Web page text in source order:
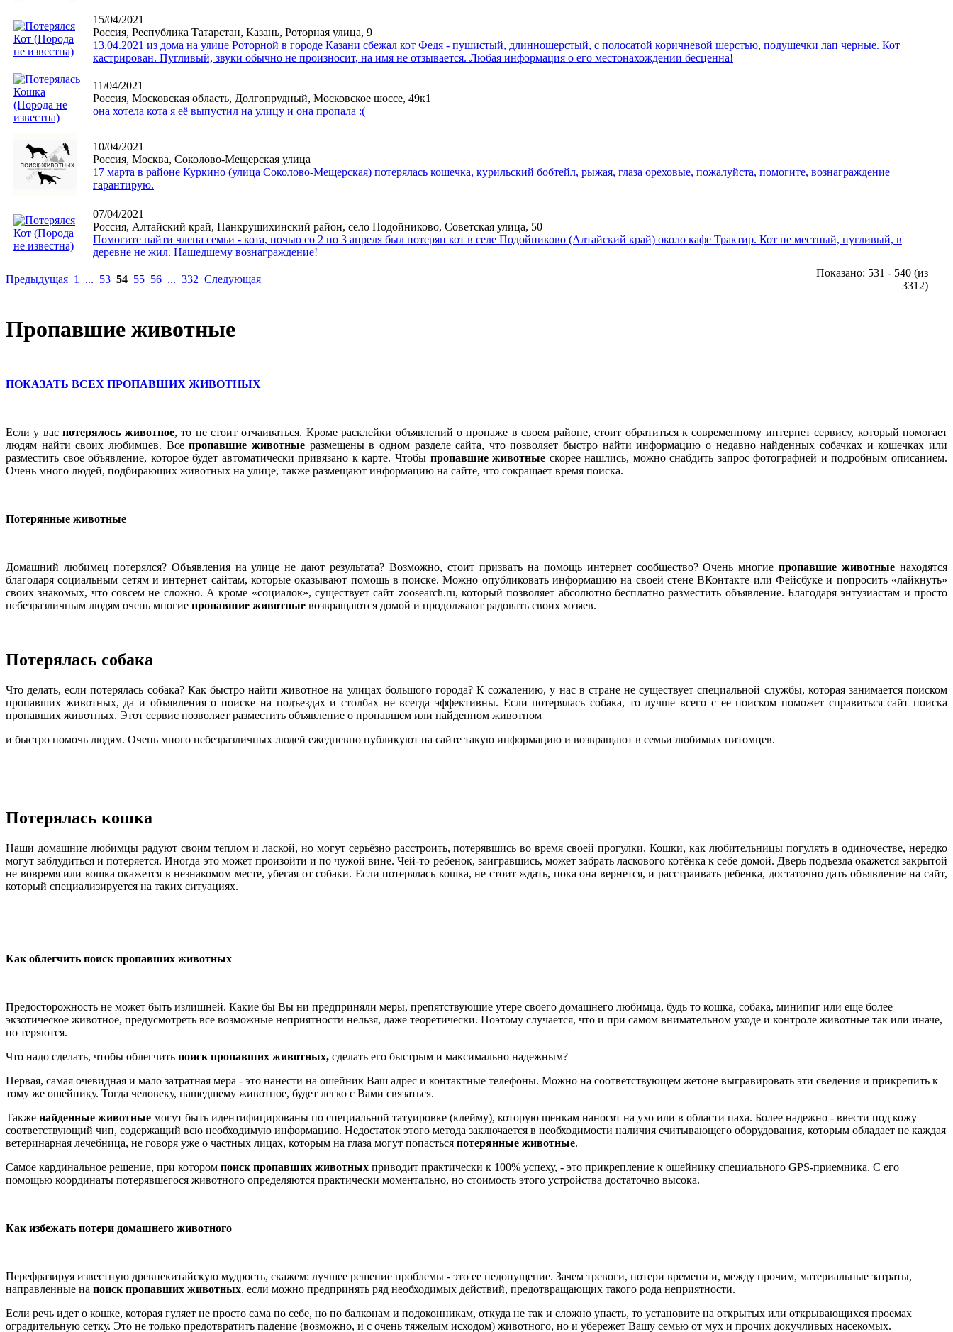
15/04/2021
Россия, Республика Татарстан, Казань, Роторная улица, 9
13.04.2021 из дома на улице Роторной в городе Казани сбежал кот Федя - пушистый, длинношерстый, с полосатой коричневой шерстью, подушечки лап черные. Кот
кастрирован. Пугливый, звуки обычно не произносит, на имя не отзывается. Любая информация о его местонахождении бесценна!
11/04/2021
Россия, Московская область, Долгопрудный, Московское шоссе, 49к1
она хотела кота я её выпустил на улицу и она пропала :(
10/04/2021
Россия, Москва, Соколово-Мещерская улица
17 марта в районе Куркино (улица Соколово-Мещерская) потерялась кошечка, курильский бобтейл, рыжая, глаза ореховые, пожалуйста, помогите, вознаграждение
гарантирую.
07/04/2021
Россия, Алтайский край, Панкрушихинский район, село Подойниково, Советская улица, 50
Помогите найти члена семьи - кота, ночью со 2 по 3 апреля был потерян кот в селе Подойниково (Алтайский край) около кафе Трактир. Кот не местный, пугливый, в
деревне не жил. Нашедшему вознаграждение!
Предыдущая 1 ... 53 54 55 56 ... 332 Следующая
Показано: 531 - 540 (из
3312)
Пропавшие животные
ПОКАЗАТЬ ВСЕХ ПРОПАВШИХ ЖИВОТНЫХ
Если у васпотерялось животное, то не стоит отчаиваться. Кроме расклейки объявлений о пропаже в своем районе, стоит обратиться к современному интернет сервису, который помогает
людям найти своих любимцев. Всепропавшие животныеразмещены в одном разделе сайта, что позволяет быстро найти информацию о недавно найденных собачках и кошечках или
разместить свое объявление, которое будет автоматически привязано к карте. Чтобы пропавшие животные скорее нашлись, можно снабдить запрос фотографией и подробным описанием.
Очень много людей, подбирающих животных на улице, также размещают информацию на сайте, что сокращает время поиска.
Потерянные животные
Домашний любимец потерялся? Объявления на улице не дают результата? Возможно, стоит призвать на помощь интернет сообщество? Очень многиепропавшие животные находятся
благодаря социальным сетям и интернет сайтам, которые оказывают помощь в поиске. Можно опубликовать информацию на своей стене ВКонтакте или Фейсбуке и попросить «лайкнуть»
своих знакомых, что совсем не сложно. А кроме «социалок», существует сайт zoosearch.ru, который позволяет абсолютно бесплатно разместить объявление. Благодаря энтузиастам и просто
небезразличным людям очень многие пропавшие животные возвращаются домой и продолжают радовать своих хозяев.
Потерялась собака
Что делать, если потерялась собака? Как быстро найти животное на улицах большого города? К сожалению, у нас в стране не существует специальной службы, которая занимается поиском
пропавших животных, да и объявления о поиске на подъездах и столбах не всегда эффективны. Если потерялась собака, то лучше всего с ее поиском поможет справиться сайт поиска
пропавших животных. Этот сервис позволяет разместить объявление о пропавшем или найденном животном
и быстро помочь людям. Очень много небезразличных людей ежедневно публикуют на сайте такую информацию и возвращают в семьи любимых питомцев.
Потерялась кошка
Наши домашние любимцы радуют своим теплом и лаской, но могут серьёзно расстроить, потерявшись во время своей прогулки. Кошки, как любительницы погулять в одиночестве, нередко
могут заблудиться и потеряется. Иногда это может произойти и по чужой вине. Чей-то ребенок, заигравшись, может забрать ласкового котёнка к себе домой. Дверь подъезда окажется закрытой
не вовремя или кошка окажется в незнакомом месте, убегая от собаки. Если потерялась кошка, не стоит ждать, пока она вернется, и расстраивать ребенка, достаточно дать объявление на сайт,
который специализируется на таких ситуациях.
Как облегчить поиск пропавших животных
Предосторожность не может быть излишней. Какие бы Вы ни предприняли меры, препятствующие утере своего домашнего любимца, будь то кошка, собака, минипиг или еще более
экзотическое животное, предусмотреть все возможные неприятности нельзя, даже теоретически. Поэтому случается, что и при самом внимательном уходе и контроле животные так или иначе,
но теряются.
Что надо сделать, чтобы облегчить поиск пропавших животных, сделать его быстрым и максимально надежным?
Первая, самая очевидная и мало затратная мера - это нанести на ошейник Ваш адрес и контактные телефоны. Можно на соответствующем жетоне выгравировать эти сведения и прикрепить к
тому же ошейнику. Тогда человеку, нашедшему животное, будет легко с Вами связаться.
Также найденные животные могут быть идентифицированы по специальной татуировке (клейму), которую щенкам наносят на ухо или в области паха. Более надежно - ввести под кожу
соответствующий чип, содержащий всю необходимую информацию. Недостаток этого метода заключается в необходимости наличия считывающего оборудования, которым обладает не каждая
ветеринарная лечебница, не говоря уже о частных лицах, которым на глаза могут попасться потерянные животные.
Самое кардинальное решение, при котором поиск пропавших животных приводит практически к 100% успеху, - это прикрепление к ошейнику специального GPS-приемника. С его
помощью координаты потерявшегося животного определяются практически моментально, но стоимость этого устройства достаточно высока.
Как избежать потери домашнего животного
Перефразируя известную древнекитайскую мудрость, скажем: лучшее решение проблемы - это ее недопущение. Зачем тревоги, потери времени и, между прочим, материальные затраты,
направленные на поиск пропавших животных, если можно предпринять ряд необходимых действий, предотвращающих такого рода неприятности.
Если речь идет о кошке, которая гуляет не просто сама по себе, но по балконам и подоконникам, откуда не так и сложно упасть, то установите на открытых или открывающихся проемах
оградительную сетку. Это не только предотвратить падение (возможно, и с очень тяжелым исходом) животного, но и убережет Вашу семью от мух и прочих докучливых насекомых.